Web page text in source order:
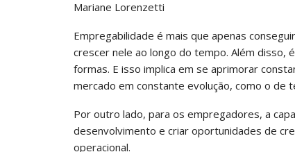
Mariane Lorenzetti
Empregabilidade é mais que apenas
crescer nele ao longo do tempo. Além disso,
formas. E isso implica em se aprimorar
mercado em constante evolução, como o de
Por outro lado, para os empregadores, a
desenvolvimento e criar oportunidades de
operacional.